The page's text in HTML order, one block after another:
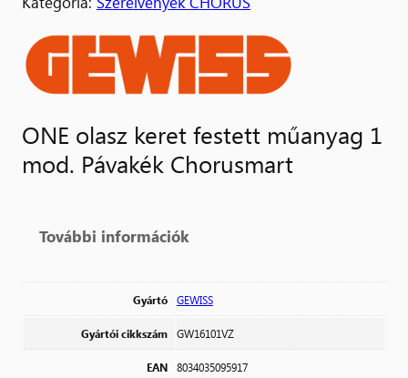
ONE olasz keret festett műanyag 1
mod. Pávakék Chorusmart
További információk
Gyártó GEWISS
Gyártói cikkszám GW16101VZ
EAN 8034035095917